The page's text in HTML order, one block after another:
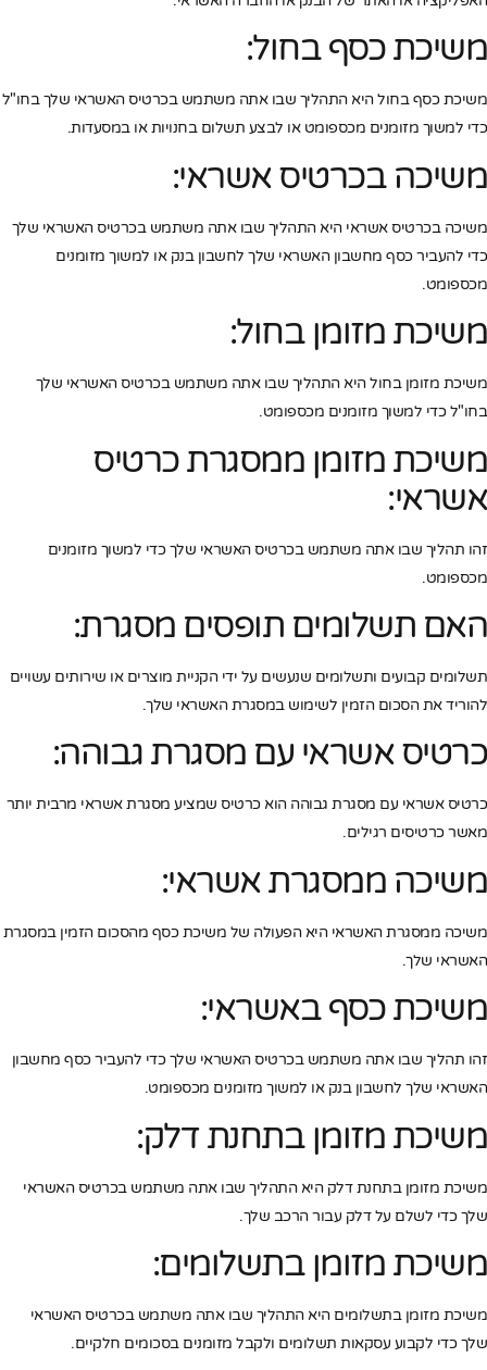
משיכת כסף בחול:
משיכת כסף בחול היא התהליך שבו אתה משתמש בכרטיס האשראי שלך בחו"ל
כדי למשוך מזומנים מכספומט או לבצע תשלום בחנויות או במסעדות.
משיכה בכרטיס אשראי:
משיכה בכרטיס אשראי היא התהליך שבו אתה משתמש בכרטיס האשראי שלך
כדי להעביר כסף מחשבון האשראי שלך לחשבון בנק או למשוך מזומנים
מכספומט.
משיכת מזומן בחול:
משיכת מזומן בחול היא התהליך שבו אתה משתמש בכרטיס האשראי שלך
בחו"ל כדי למשוך מזומנים מכספומט.
משיכת מזומן ממסגרת כרטיס
אשראי:
זהו תהליך שבו אתה משתמש בכרטיס האשראי שלך כדי למשוך מזומנים
מכספומט.
האם תשלומים תופסים מסגרת:
תשלומים קבועים ותשלומים שנעשים על ידי הקניית מוצרים או שירותים עשויים
להוריד את הסכום הזמין לשימוש במסגרת האשראי שלך.
כרטיס אשראי עם מסגרת גבוהה:
כרטיס אשראי עם מסגרת גבוהה הוא כרטיס שמציע מסגרת אשראי מרבית יותר
מאשר כרטיסים רגילים.
משיכה ממסגרת אשראי:
משיכה ממסגרת האשראי היא הפעולה של משיכת כסף מהסכום הזמין במסגרת
האשראי שלך.
משיכת כסף באשראי:
זהו תהליך שבו אתה משתמש בכרטיס האשראי שלך כדי להעביר כסף מחשבון
האשראי שלך לחשבון בנק או למשוך מזומנים מכספומט.
משיכת מזומן בתחנת דלק:
משיכת מזומן בתחנת דלק היא התהליך שבו אתה משתמש בכרטיס האשראי
שלך כדי לשלם על דלק עבור הרכב שלך.
משיכת מזומן בתשלומים:
משיכת מזומן בתשלומים היא התהליך שבו אתה משתמש בכרטיס האשראי
שלך כדי לקבוע עסקאות תשלומים ולקבל מזומנים בסכומים חלקיים.